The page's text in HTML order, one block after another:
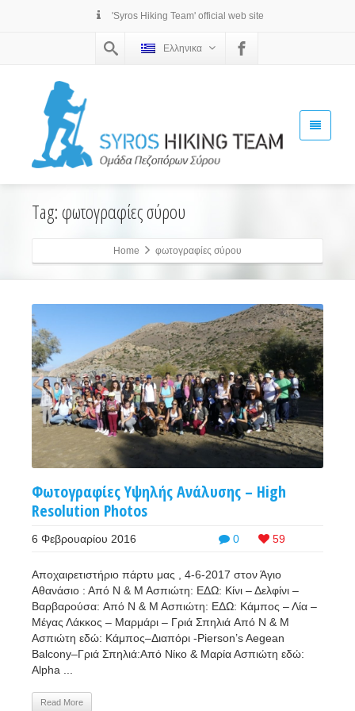
'Syros Hiking Team' official web site
Ελληνικα
Tag: φωτογραφίες σύρου
Home φωτογραφίες σύρου
Φωτογραφίες Υψηλής Ανάλυσης – High
Resolution Photos
0 59
6 Φεβρουαρίου 2016
Αποχαιρετιστήριο πάρτυ μας , 4-6-2017 στον Άγιο
Αθανάσιο : Από Ν & Μ Ασπιώτη: ΕΔΩ: Κίνι – Δελφίνι –
Βαρβαρούσα: Από Ν & Μ Ασπιώτη: ΕΔΩ: Κάμπος – Λία –
Μέγας Λάκκος – Μαρμάρι – Γριά Σπηλιά Από Ν & Μ
Ασπιώτη εδώ: Κάμπος–Διαπόρι -Pierson’s Aegean
Balcony–Γριά Σπηλιά:Από Νίκο & Μαρία Ασπιώτη εδώ:
Alpha ...
Read More